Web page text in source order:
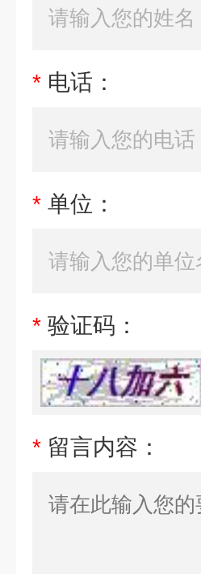
* 电话：
* 单位：
* 验证码：
* 留言内容：